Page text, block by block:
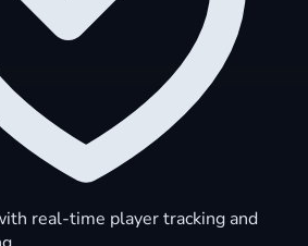
real-time player tracking and